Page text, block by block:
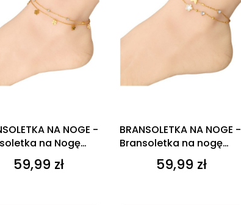
NA NOGE -
na Nogę
Cena
59,99 zł
BRANSOLETKA NA NOGE -
Bransoletka na nogę
PerłowaCena
59,99 zł